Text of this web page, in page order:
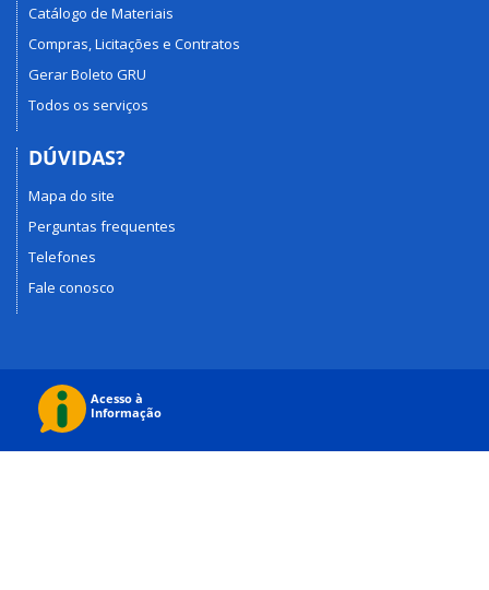
Catálogo de Materiais
Compras, Licitações e Contratos
Gerar Boleto GRU
Todos os serviços
DÚVIDAS?
Mapa do site
Perguntas frequentes
Telefones
Fale conosco